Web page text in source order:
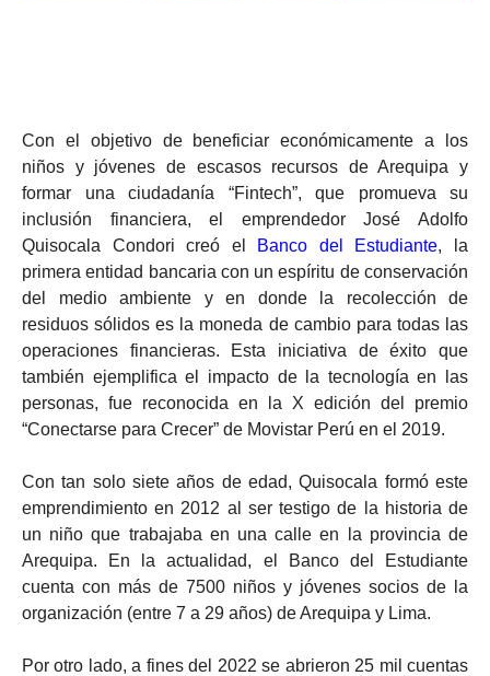
Con el objetivo de beneficiar económicamente a los
niños y jóvenes de escasos recursos de Arequipa y
formar una ciudadanía “Fintech”, que promueva su
inclusión financiera, el emprendedor José Adolfo
Quisocala Condori creó el
Banco del Estudiante, la
primera entidad bancaria con un espíritu de conservación
del medio ambiente y en donde la recolección de
residuos sólidos es la moneda de cambio para todas las
operaciones financieras. Esta iniciativa de éxito que
también ejemplifica el impacto de la tecnología en las
personas, fue reconocida en la X edición del premio
“Conectarse para Crecer” de Movistar Perú en el 2019.
Con tan solo siete años de edad, Quisocala formó este
emprendimiento en 2012 al ser testigo de la historia de
un niño que trabajaba en una calle en la provincia de
Arequipa. En la actualidad, el Banco del Estudiante
cuenta con más de 7500 niños y jóvenes socios de la
organización (entre 7 a 29 años) de Arequipa y Lima.
Por otro lado, a fines del 2022 se abrieron 25 mil cuentas